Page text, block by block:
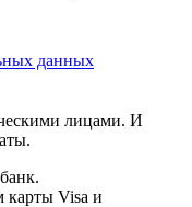
данных
лицами. И
карты Visa и